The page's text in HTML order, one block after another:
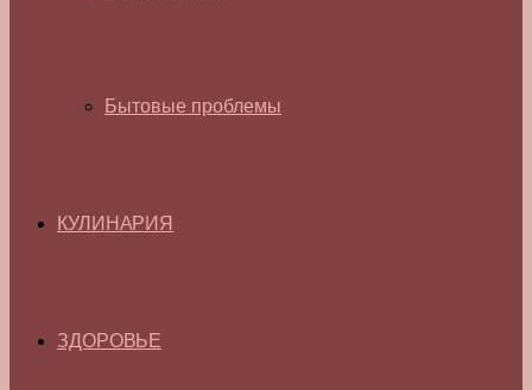
Бытовые проблемы
КУЛИНАРИЯ
ЗДОРОВЬЕ